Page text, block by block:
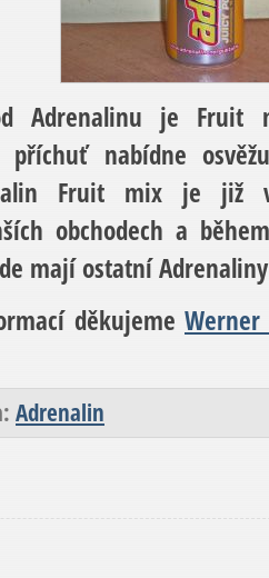
Adrenalinu je
příchuť nabídne
Fruit mix je již
obchodech a
mají ostatní
děkujeme Werner
Adrenalin